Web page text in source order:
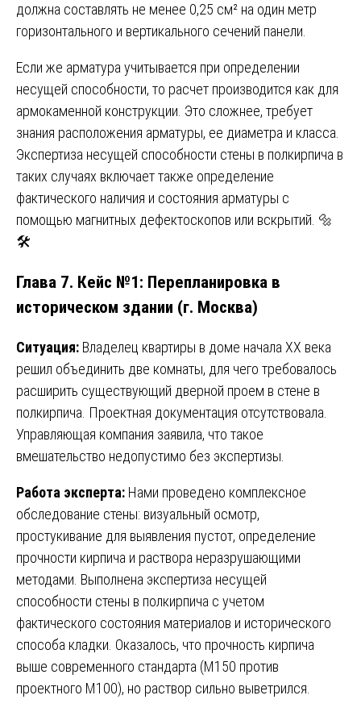
должна составлять не менее 0,25 см² на один метр
горизонтального и вертикального сечений панели.
Если же арматура учитывается при определении
несущей способности, то расчет производится как для
армокаменной конструкции. Это сложнее, требует
знания расположения арматуры, ее диаметра и класса.
Экспертиза несущей способности стены в полкирпича в
таких случаях включает также определение
фактического наличия и состояния арматуры с
помощью магнитных дефектоскопов или вскрытий. 🔩
🛠️
Глава 7. Кейс №1: Перепланировка в
историческом здании (г. Москва)
Ситуация: Владелец квартиры в доме начала XX века
решил объединить две комнаты, для чего требовалось
расширить существующий дверной проем в стене в
полкирпича. Проектная документация отсутствовала.
Управляющая компания заявила, что такое
вмешательство недопустимо без экспертизы.
Работа эксперта: Нами проведено комплексное
обследование стены: визуальный осмотр,
простукивание для выявления пустот, определение
прочности кирпича и раствора неразрушающими
методами. Выполнена экспертиза несущей
способности стены в полкирпича с учетом
фактического состояния материалов и исторического
способа кладки. Оказалось, что прочность кирпича
выше современного стандарта (М150 против
проектного М100), но раствор сильно выветрился.